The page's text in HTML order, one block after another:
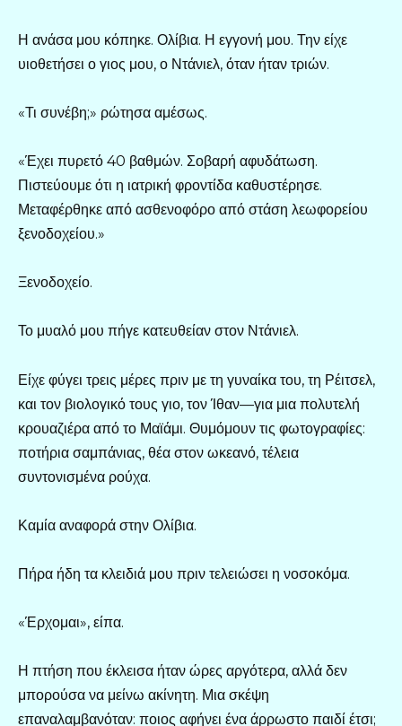
Η ανάσα μου κόπηκε. Ολίβια. Η εγγονή μου. Την είχε
υιοθετήσει ο γιος μου, ο Ντάνιελ, όταν ήταν τριών.
«Τι συνέβη;» ρώτησα αμέσως.
«Έχει πυρετό 40 βαθμών. Σοβαρή αφυδάτωση.
Πιστεύουμε ότι η ιατρική φροντίδα καθυστέρησε.
Μεταφέρθηκε από ασθενοφόρο από στάση λεωφορείου
ξενοδοχείου.»
Ξενοδοχείο.
Το μυαλό μου πήγε κατευθείαν στον Ντάνιελ.
Είχε φύγει τρεις μέρες πριν με τη γυναίκα του, τη Ρέιτσελ,
και τον βιολογικό τους γιο, τον Ίθαν—για μια πολυτελή
κρουαζιέρα από το Μαϊάμι. Θυμόμουν τις φωτογραφίες:
ποτήρια σαμπάνιας, θέα στον ωκεανό, τέλεια
συντονισμένα ρούχα.
Καμία αναφορά στην Ολίβια.
Πήρα ήδη τα κλειδιά μου πριν τελειώσει η νοσοκόμα.
«Έρχομαι», είπα.
Η πτήση που έκλεισα ήταν ώρες αργότερα, αλλά δεν
μπορούσα να μείνω ακίνητη. Μια σκέψη
επαναλαμβανόταν: ποιος αφήνει ένα άρρωστο παιδί έτσι;